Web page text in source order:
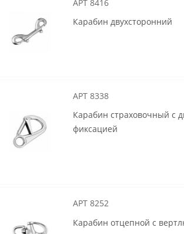
АРТ 8416
Карабин двухсторонний
АРТ 8338
Карабин страховочный с
фиксацией
АРТ 8252
Карабин отцепной с